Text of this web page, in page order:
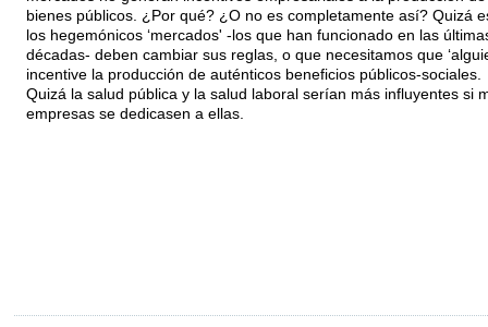
bienes públicos. ¿Por qué? ¿O no es completamente así? Quizá
los hegemónicos ‘mercados' -los que han funcionado en las
décadas- deben cambiar sus reglas, o que necesitamos que
incentive la producción de auténticos beneficios públicos-sociales.
Quizá la salud pública y la salud laboral serían más influyentes si
empresas se dedicasen a ellas.